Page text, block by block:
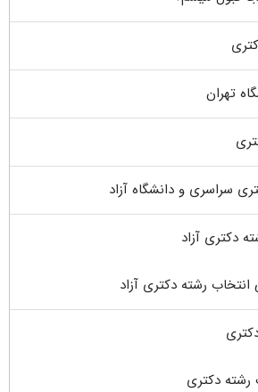
تهران
سراسری و دانشگاه آزاد
دکتری آزاد
رشته دکتری آزاد
دکتری